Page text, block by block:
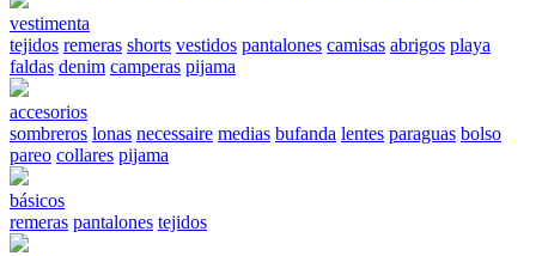
vestimenta
tejidos remeras shorts vestidos pantalones camisas abrigos playa
faldas denim camperas pijama
accesorios
sombreros lonas necessaire medias bufanda lentes paraguas bolso
pareo collares pijama
básicos
remeras pantalones tejidos